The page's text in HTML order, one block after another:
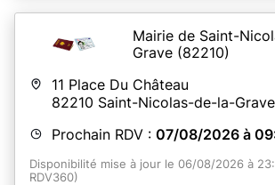
ATTENTION : AUCUNE REMISE NE SERA
MARDI APRES-MIDI NI LE JEUDI TOUTE
Il est impératif d'imprimer
pièces à fournir
avant
n'est pas complet , nous ne pourrons
demande lors de votre rendez-vous.Le
imprimé, c'est indispensable au bon
Mairie de Saint-
Grave (82210)
11 Place Du Château
82210 Saint-Nicolas-de-la-Grave
Prochain RDV : 07/08/2026 à
Disponibilité mise à jour le 06/08/2026 à
RDV360)